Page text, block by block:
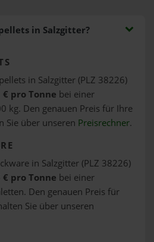
in Salzgitter?
in Salzgitter (PLZ 38226)
€ pro Tonne bei einer
kg. Den genauen Preis für Ihre
Sie über unseren Preisrechner.
in Salzgitter (PLZ 38226)
€ pro Tonne bei einer
Den genauen Preis für
Sie über unseren